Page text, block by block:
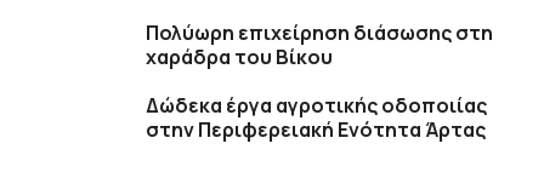
Πολύωρη επιχείρηση διάσωσης στη
χαράδρα του Βίκου
Δώδεκα έργα αγροτικής οδοποιίας
στην Περιφερειακή Ενότητα Άρτας